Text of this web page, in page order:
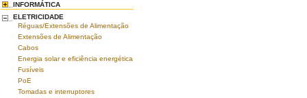
INFORMÁTICA
ELETRICIDADE
Réguas/Extensões de Alimentação
Extensões de Alimentação
Cabos
Energia solar e eficiência energética
Fusíveis
PoE
Tomadas e interruptores